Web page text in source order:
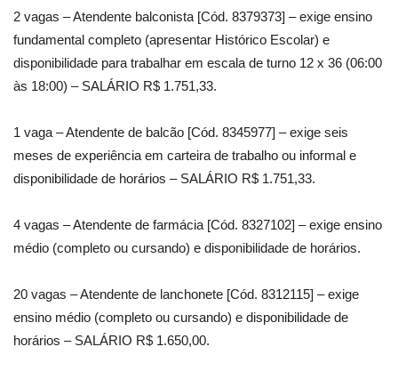
2 vagas – Atendente balconista [Cód. 8379373] – exige ensino
fundamental completo (apresentar Histórico Escolar) e
disponibilidade para trabalhar em escala de turno 12 x 36 (06:00
às 18:00) – SALÁRIO R$ 1.751,33.
1 vaga – Atendente de balcão [Cód. 8345977] – exige seis
meses de experiência em carteira de trabalho ou informal e
disponibilidade de horários – SALÁRIO R$ 1.751,33.
4 vagas – Atendente de farmácia [Cód. 8327102] – exige ensino
médio (completo ou cursando) e disponibilidade de horários.
20 vagas – Atendente de lanchonete [Cód. 8312115] – exige
ensino médio (completo ou cursando) e disponibilidade de
horários – SALÁRIO R$ 1.650,00.